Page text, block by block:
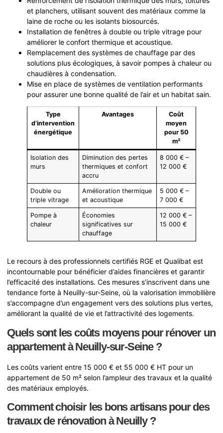
et planchers, utilisant souvent des matériaux comme la
laine de roche ou les isolants biosourcés.
Installation de fenêtres à double ou triple vitrage pour
améliorer le confort thermique et acoustique.
Remplacement des systèmes de chauffage par des
solutions plus écologiques, à savoir pompes à chaleur ou
chaudières à condensation.
Mise en place de systèmes de ventilation performants
pour assurer une bonne qualité de l’air et un habitat sain.
Type
d’intervention
énergétique
Avantages
Coût
moyen
pour 50
m²
Isolation des
murs
Diminution des pertes
thermiques et confort
accru
8 000 € –
12 000 €
Double ou
triple vitrage
Amélioration thermique
et acoustique
5 000 € –
7 000 €
Pompe à
chaleur
Économies
significatives sur
chauffage
12 000 € –
15 000 €
Le recours à des professionnels certifiés RGE et Qualibat est
incontournable pour bénéficier d’aides financières et garantir
l’efficacité des installations. Ces mesures s’inscrivent dans une
tendance forte à Neuilly-sur-Seine, où la valorisation immobilière
s’accompagne d’un engagement vers des solutions plus vertes,
améliorant la qualité de vie et l’attractivité des logements.
Quels sont les coûts moyens pour rénover un
appartement à Neuilly-sur-Seine ?
Les coûts varient entre 15 000 € et 55 000 € HT pour un
appartement de 50 m² selon l’ampleur des travaux et la qualité
des matériaux employés.
Comment choisir les bons artisans pour des
travaux de rénovation à Neuilly ?